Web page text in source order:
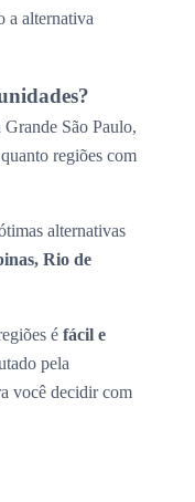
a alternativa
São Paulo,
regiões com
alternativas
Rio de
é fácil e
pela
você decidir com